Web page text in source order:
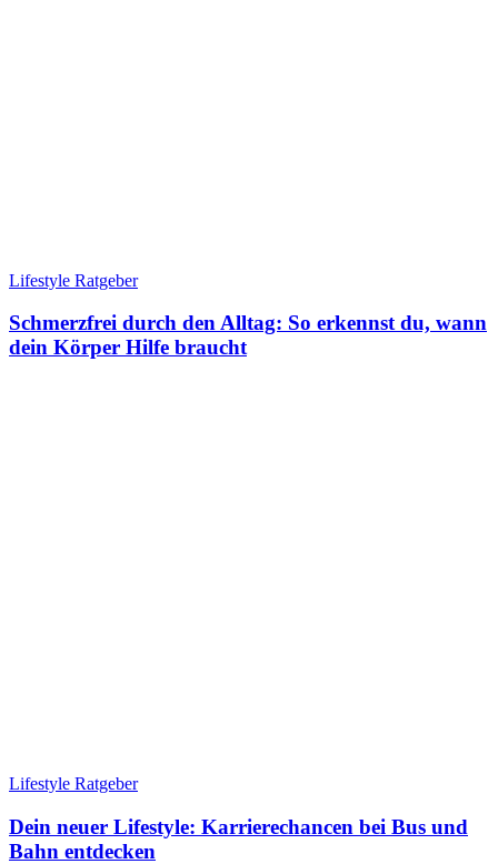
Lifestyle Ratgeber
Schmerzfrei durch den Alltag: So erkennst du, wann
dein Körper Hilfe braucht
Lifestyle Ratgeber
Dein neuer Lifestyle: Karrierechancen bei Bus und
Bahn entdecken